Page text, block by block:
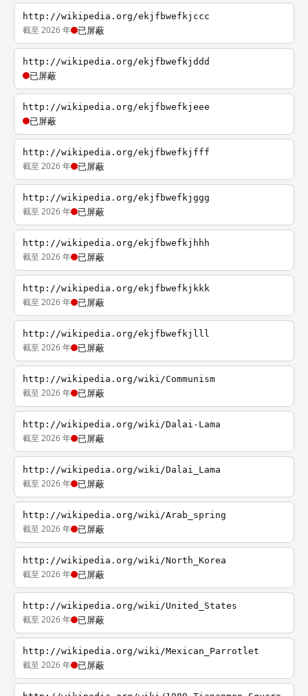
http://wikipedia.org/ekjfbwefkjccc
截至 2026 年 已屏蔽
http://wikipedia.org/ekjfbwefkjddd
已屏蔽
http://wikipedia.org/ekjfbwefkjeee
已屏蔽
http://wikipedia.org/ekjfbwefkjfff
截至 2026 年 已屏蔽
http://wikipedia.org/ekjfbwefkjggg
截至 2026 年 已屏蔽
http://wikipedia.org/ekjfbwefkjhhh
截至 2026 年 已屏蔽
http://wikipedia.org/ekjfbwefkjkkk
截至 2026 年 已屏蔽
http://wikipedia.org/ekjfbwefkjlll
截至 2026 年 已屏蔽
http://wikipedia.org/wiki/Communism
截至 2026 年 已屏蔽
http://wikipedia.org/wiki/Dalai-Lama
截至 2026 年 已屏蔽
http://wikipedia.org/wiki/Dalai_Lama
截至 2026 年 已屏蔽
http://wikipedia.org/wiki/Arab_spring
截至 2026 年 已屏蔽
http://wikipedia.org/wiki/North_Korea
截至 2026 年 已屏蔽
http://wikipedia.org/wiki/United_States
截至 2026 年 已屏蔽
http://wikipedia.org/wiki/Mexican_Parrotlet
截至 2026 年 已屏蔽